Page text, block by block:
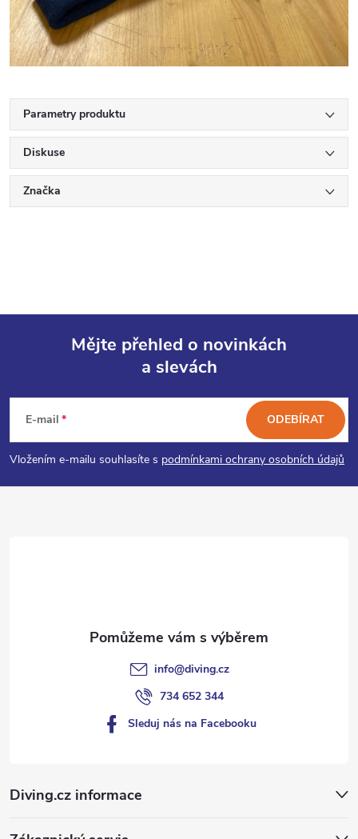
Parametry produktu
Diskuse
Značka
p
Mějte přehled o novinkách
a slevách
E-mail
Vložením e-mailu souhlasíte s podmínkami ochrany osobních údajů
ODEBÍRAT
Diving.cz informace
info@diving.cz
734 652 344
Sleduj nás na Facebooku